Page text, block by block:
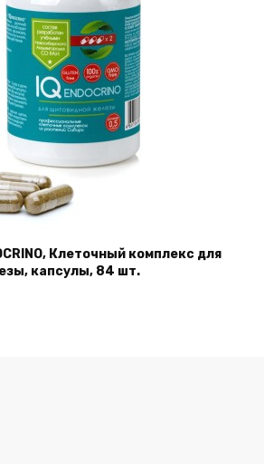
Клеточный комплекс для
капсулы, 84 шт.